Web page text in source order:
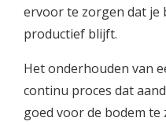
ervoor te zorgen dat je
productief blijft.
Het onderhouden van
continu proces dat
goed voor de bodem